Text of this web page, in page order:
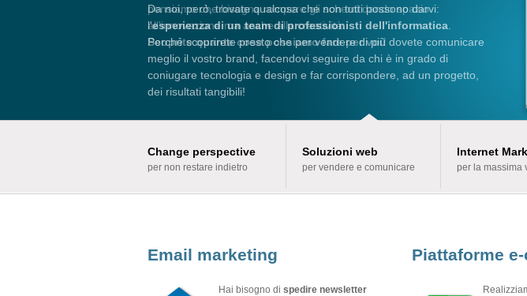
Da noi, però, trovate qualcosa che non tutti possono darvi:
l'esperienza di un team di professionisti dell'informatica.
Perchè scoprirete presto che per vendere di più dovete comunicare
meglio il vostro brand, facendovi seguire da chi è in grado di
coniugare tecnologia e design e far corrispondere, ad un progetto,
dei risultati tangibili!
Change perspective
per non restare indietro
Soluzioni web
per vendere e comunicare
Internet
per la massima
Email marketing
Hai bisogno di spedire newsletter
Piattaforme